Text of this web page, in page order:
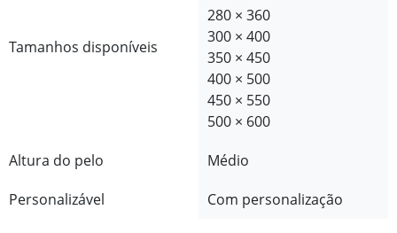
Tamanhos disponíveis
280 × 360
300 × 400
350 × 450
400 × 500
450 × 550
500 × 600
Altura do pelo
Médio
Personalizável
Com personalização